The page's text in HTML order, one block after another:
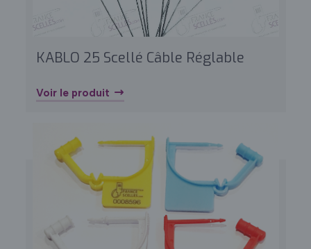
KABLO 25 Scellé Câble Réglable
Voir le produit